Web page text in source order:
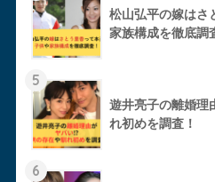
松山弘平の嫁はさ
家族構成を徹底調
5
遊井亮子の離婚理
れ初めを調査！
6